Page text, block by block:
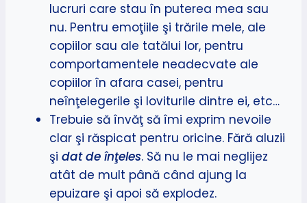
lucruri care stau în puterea mea sau
nu. Pentru emoţiile şi trările mele, ale
copiilor sau ale tatălui lor, pentru
comportamentele neadecvate ale
copiilor în afara casei, pentru
neînţelegerile şi loviturile dintre ei, etc…
Trebuie să învăţ să îmi exprim nevoile
clar şi răspicat pentru oricine. Fără aluzii
şi dat de înţeles. Să nu le mai neglijez
atât de mult până când ajung la
epuizare şi apoi să explodez.